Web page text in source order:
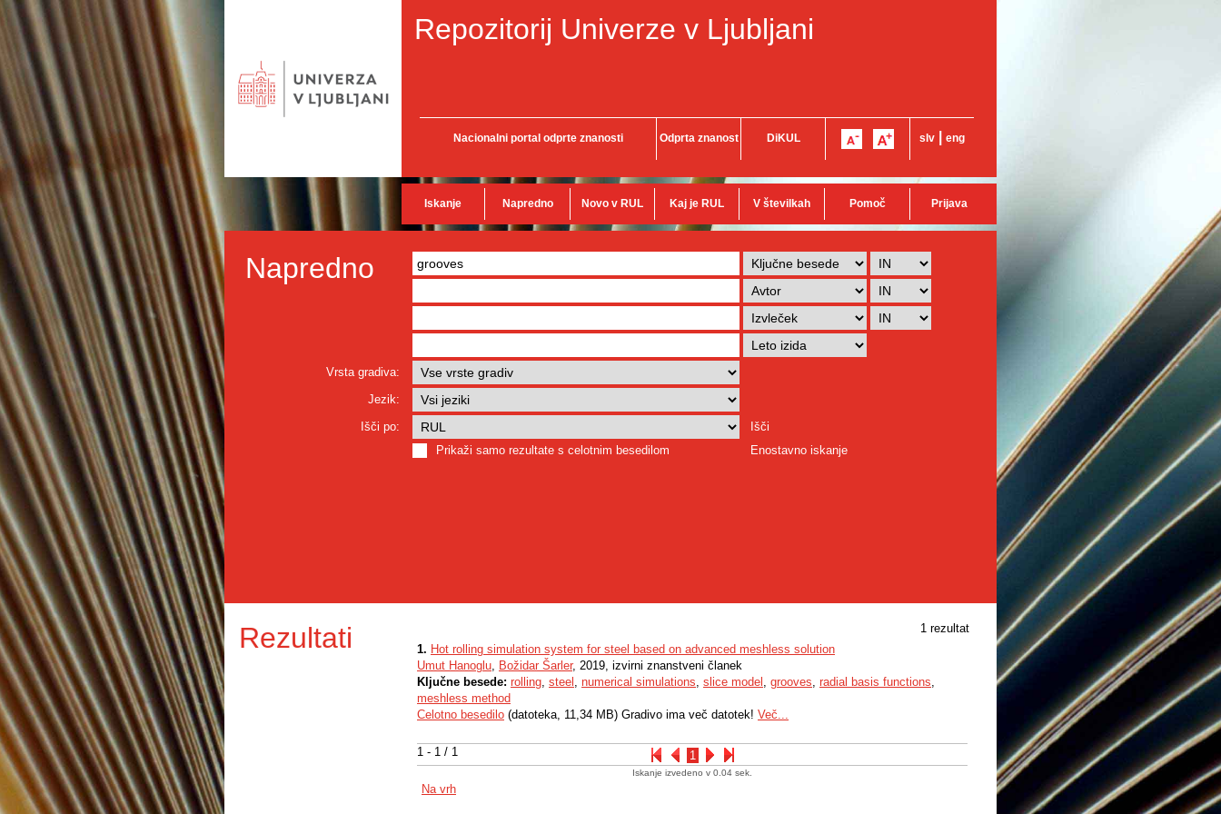
Repozitorij Univerze v Ljubljani
Nacionalni portal odprte znanosti Odprta znanost DiKUL slv eng
Iskanje Napredno Novo v RUL Kaj je RUL V številkah Pomoč Prijava
Napredno
Vrsta gradiva:
Jezik:
Išči po:
Išči
Prikaži samo rezultate s celotnim besedilom
Enostavno iskanje
Rezultati 1 rezultat
1 - 1 / 1 1
1. Hot rolling simulation system for steel based on advanced meshless solution
Umut Hanoglu, Božidar Šarler, 2019, izvirni znanstveni članek
Ključne besede: rolling, steel , numerical simulations, slice model , grooves, radial basis functions,
meshless method
Celotno besedilo (datoteka, 11,34 MB) Gradivo ima več datotek! Več...
Iskanje izvedeno v 0.04 sek.
Na vrh